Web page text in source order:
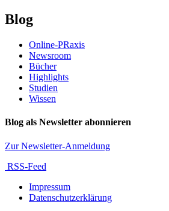
Blog
Online-PRaxis
Newsroom
Bücher
Highlights
Studien
Wissen
Blog als Newsletter abonnieren
Zur Newsletter-Anmeldung
RSS-Feed
Impressum
Datenschutzerklärung